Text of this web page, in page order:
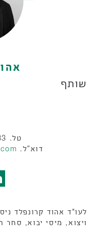
שותף
טל. 03-307-5333
דוא”ל.
לעו"ד אהוד קרונפלד
ויצוא, מיסי יבוא, סחר